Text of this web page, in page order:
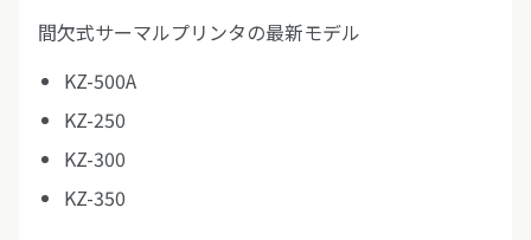
間欠式サーマルプリンタの最新モデル
KZ-500A
KZ-250
KZ-300
KZ-350